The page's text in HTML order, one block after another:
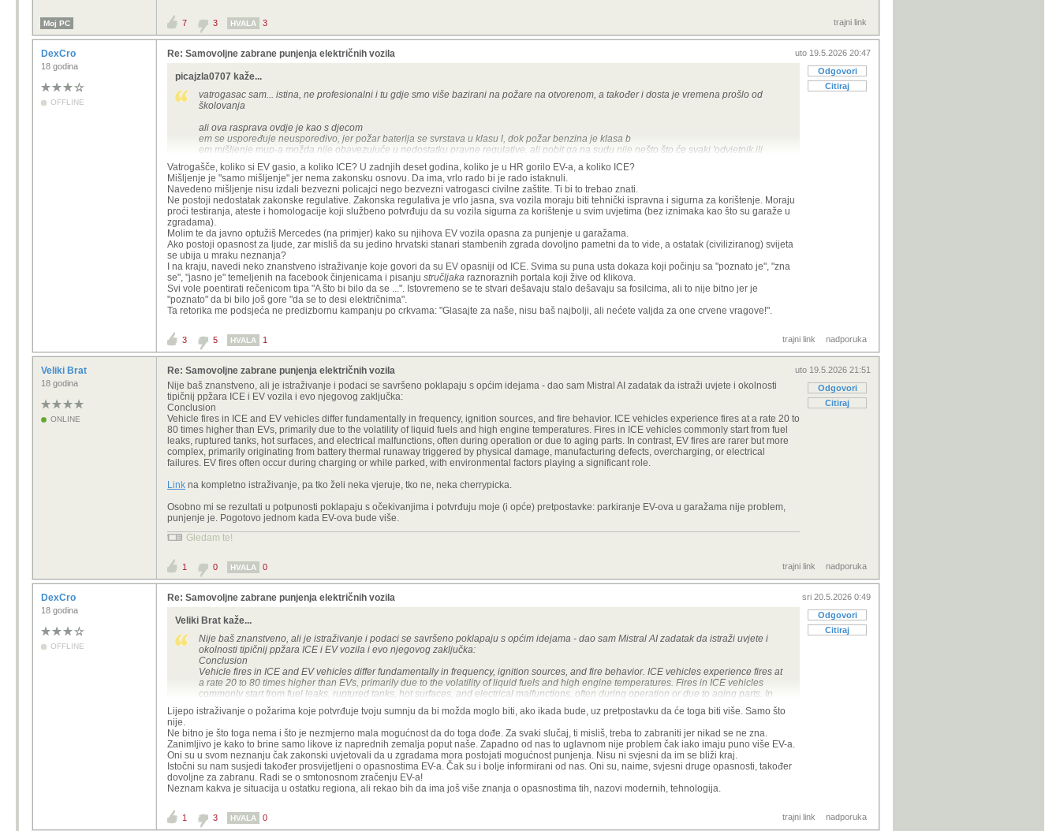
Moj PC trajni link
7 3 HVALA 3
DexCro
18 godina
OFFLINE
uto 19.5.2026 20:47
Odgovori
Citiraj
Re: Samovoljne zabrane punjenja električnih vozila
picajzla0707 kaže...
vatrogasac sam... istina, ne profesionalni i tu gdje smo više bazirani na požare na otvorenom, a također i dosta je vremena prošlo od
školovanja
ali ova rasprava ovdje je kao s djecom
em se uspoređuje neusporedivo, jer požar baterija se svrstava u klasu l, dok požar benzina je klasa b
em mišljenje mup-a možda nije obavezujuće u nedostatku pravne regulative, ali pobit ga na sudu nije nešto što će svaki 'odvjetnik ili
vježbenik odradit za pet minuta'
isto tako upravitelj zgrade kad dobije to mišljenje, ima pravo ne dopustiti punjenje električnih vozila u garažama, jer to mišljenje (iako je
'samo' mišljenje) ipak dolazi od strane institucije koja ima malo više kredibiliteta od nekakve udruge koja te zabrane naziva paušalnim, a
svi argumenti su im paušalni da paušalniji ne mogu biti
institut ev clinic? institut?
jel ikome zvoni na uzbunu kad se neka udruga/firma naziva institutom, dakle znanstvenom organizacijom poput primjerice instituta ruđer
bošković, a zapravo su nekakva privatna firma?
izdaju stručna 'mišljenja' kao institut i to nekom dovoljno da olako odbaci mišljenje mup-a, jer jedno je mišljenje bezvezne policije, a
drugo je mišljenje 'instituta'?
što je s glavom?
Vatrogašče, koliko si EV gasio, a koliko ICE? U zadnjih deset godina, koliko je u HR gorilo EV-a, a koliko ICE?
Mišljenje je "samo mišljenje" jer nema zakonsku osnovu. Da ima, vrlo rado bi je rado istaknuli.
Navedeno mišljenje nisu izdali bezvezni policajci nego bezvezni vatrogasci civilne zaštite. Ti bi to trebao znati.
Ne postoji nedostatak zakonske regulative. Zakonska regulativa je vrlo jasna, sva vozila moraju biti tehnički ispravna i sigurna za korištenje. Moraju
proći testiranja, ateste i homologacije koji službeno potvrđuju da su vozila sigurna za korištenje u svim uvjetima (bez iznimaka kao što su garaže u
zgradama).
Molim te da javno optužiš Mercedes (na primjer) kako su njihova EV vozila opasna za punjenje u garažama.
Ako postoji opasnost za ljude, zar misliš da su jedino hrvatski stanari stambenih zgrada dovoljno pametni da to vide, a ostatak (civiliziranog) svijeta
se ubija u mraku neznanja?
I na kraju, navedi neko znanstveno istraživanje koje govori da su EV opasniji od ICE. Svima su puna usta dokaza koji počinju sa "poznato je", "zna
se", "jasno je" temeljenih na facebook činjenicama i pisanju stručljaka raznoraznih portala koji žive od klikova.
Svi vole poentirati rečenicom tipa "A što bi bilo da se ...". Istovremeno se te stvari dešavaju stalo dešavaju sa fosilcima, ali to nije bitno jer je
"poznato" da bi bilo još gore "da se to desi električnima".
Ta retorika me podsjeća ne predizbornu kampanju po crkvama: "Glasajte za naše, nisu baš najbolji, ali nećete valjda za one crvene vragove!".
trajni link nadporuka
3 5 HVALA 1
Veliki Brat
18 godina
ONLINE
uto 19.5.2026 21:51
Odgovori
Citiraj
Re: Samovoljne zabrane punjenja električnih vozila
Nije baš znanstveno, ali je istraživanje i podaci se savršeno poklapaju s općim idejama - dao sam Mistral AI zadatak da istraži uvjete i okolnosti
tipičnij ppžara ICE i EV vozila i evo njegovog zaključka:
Conclusion
Vehicle fires in ICE and EV vehicles differ fundamentally in frequency, ignition sources, and fire behavior. ICE vehicles experience fires at a rate 20 to
80 times higher than EVs, primarily due to the volatility of liquid fuels and high engine temperatures. Fires in ICE vehicles commonly start from fuel
leaks, ruptured tanks, hot surfaces, and electrical malfunctions, often during operation or due to aging parts. In contrast, EV fires are rarer but more
complex, primarily originating from battery thermal runaway triggered by physical damage, manufacturing defects, overcharging, or electrical
failures. EV fires often occur during charging or while parked, with environmental factors playing a significant role.
Link na kompletno istraživanje, pa tko želi neka vjeruje, tko ne, neka cherrypicka.
Osobno mi se rezultati u potpunosti poklapaju s očekivanjima i potvrđuju moje (i opće) pretpostavke: parkiranje EV-ova u garažama nije problem,
punjenje je. Pogotovo jednom kada EV-ova bude više.
Gledam te!
trajni link nadporuka
1 0 HVALA 0
DexCro
18 godina
OFFLINE
sri 20.5.2026 0:49
Odgovori
Citiraj
Re: Samovoljne zabrane punjenja električnih vozila
Veliki Brat kaže...
Nije baš znanstveno, ali je istraživanje i podaci se savršeno poklapaju s općim idejama - dao sam Mistral AI zadatak da istraži uvjete i
okolnosti tipičnij ppžara ICE i EV vozila i evo njegovog zaključka:
Conclusion
Vehicle fires in ICE and EV vehicles differ fundamentally in frequency, ignition sources, and fire behavior. ICE vehicles experience fires at
a rate 20 to 80 times higher than EVs, primarily due to the volatility of liquid fuels and high engine temperatures. Fires in ICE vehicles
commonly start from fuel leaks, ruptured tanks, hot surfaces, and electrical malfunctions, often during operation or due to aging parts. In
contrast, EV fires are rarer but more complex, primarily originating from battery thermal runaway triggered by physical damage,
manufacturing defects, overcharging, or electrical failures. EV fires often occur during charging or while parked, with environmental
factors playing a significant role.
Linkna kompletno istraživanje, pa tko želi neka vjeruje, tko ne, neka cherrypicka.
Osobno mi se rezultati u potpunosti poklapaju s očekivanjima i potvrđuju moje (i opće) pretpostavke: parkiranje EV-ova u garažama nije
problem, punjenje je. Pogotovo jednom kada EV-ova bude više.
Lijepo istraživanje o požarima koje potvrđuje tvoju sumnju da bi možda moglo biti, ako ikada bude, uz pretpostavku da će toga biti više. Samo što
nije.
Ne bitno je što toga nema i što je nezmjerno mala mogućnost da do toga dođe. Za svaki slučaj, ti misliš, treba to zabraniti jer nikad se ne zna.
Zanimljivo je kako to brine samo likove iz naprednih zemalja poput naše. Zapadno od nas to uglavnom nije problem čak iako imaju puno više EV-a.
Oni su u svom neznanju čak zakonski uvjetovali da u zgradama mora postojati mogućnost punjenja. Nisu ni svjesni da im se bliži kraj.
Istočni su nam susjedi također prosvijetljeni o opasnostima EV-a. Čak su i bolje informirani od nas. Oni su, naime, svjesni druge opasnosti, također
dovoljne za zabranu. Radi se o smtonosnom zračenju EV-a!
Neznam kakva je situacija u ostatku regiona, ali rekao bih da ima još više znanja o opasnostima tih, nazovi modernih, tehnologija.
trajni link nadporuka
1 3 HVALA 0